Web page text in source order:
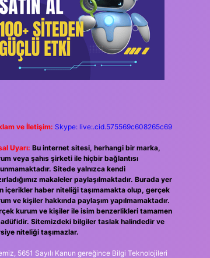
ve İletişim: Skype: live:.cid.575569c608265c69
Uyarı: Bu internet sitesi, herhangi bir marka,
veya şahıs şirketi ile hiçbir bağlantısı
Sitede yalnızca kendi
makaleler paylaşılmaktadır. Burada yer
içerikler haber niteliği taşımamakta olup, gerçek
ve kişiler hakkında paylaşım yapılmamaktadır.
kurum ve kişiler ile isim benzerlikleri tamamen
Sitemizdeki bilgiler taslak halindedir ve
niteliği taşımazlar.
5651 Sayılı Kanun gereğince Bilgi Teknolojileri